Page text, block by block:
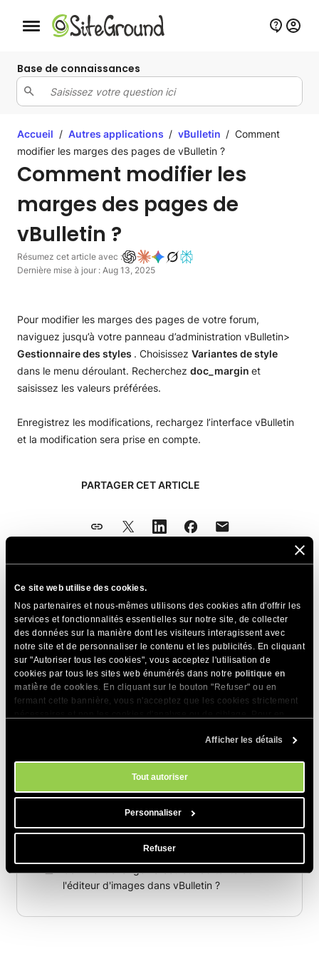
Ce site web utilise des cookies.
Nos partenaires et nous-mêmes utilisons des cookies afin d'offrir les
services et fonctionnalités essentielles sur notre site, de collecter
des données sur la manière dont les visiteurs interagissent avec
notre site et de personnaliser le contenu et les publicités. En cliquant
sur "Autoriser tous les cookies", vous acceptez l'utilisation de
cookies par tous les sites web énumérés dans notre politique en
matière de cookies. En cliquant sur le bouton "Refuser" ou en
fermant cette bannière, vous n'acceptez que les cookies strictement
. Vous pouvez gérer vos préférences
Afficher les détails
Tout autoriser
Personnaliser
Refuser
Bouton de navigation mobile
Base de connaissances
Accueil / Autres applications / vBulletin / Comment
modifier les marges des pages de vBulletin ?
Comment modifier les
marges des pages de
vBulletin ?
Résumez cet article avec :
Dernière mise à jour : Aug 13, 2025
Pour modifier les marges des pages de votre forum,
naviguez jusqu’à votre panneau d’administration vBulletin>
Gestionnaire des styles . Choisissez Variantes de style
dans le menu déroulant. Recherchez doc_margin et
saisissez les valeurs préférées.
Enregistrez les modifications, rechargez l’interface vBulletin
et la modification sera prise en compte.
PARTAGER CET ARTICLE
Comment activer les notifications de
messages privés pour les utilisateurs de
vBulletin ?
Comment activer/désactiver « Envoyer cette
page à un ami » dans vBulletin ?
programmation dans des articles de
Comment changer la couleur du texte des
articles dans vBulletin ?
Comment déplacer un site web vBulletin d'un
sous-dossier vers le répertoire racine ?
l'éditeur d'images dans vBulletin ?